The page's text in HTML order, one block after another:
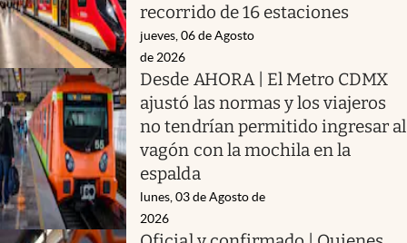
recorrido de 16 estaciones
jueves, 06 de Agosto
de 2026
Desde AHORA | El Metro CDMX
ajustó las normas y los viajeros
no tendrían permitido ingresar al
vagón con la mochila en la
espalda
lunes, 03 de Agosto de
2026